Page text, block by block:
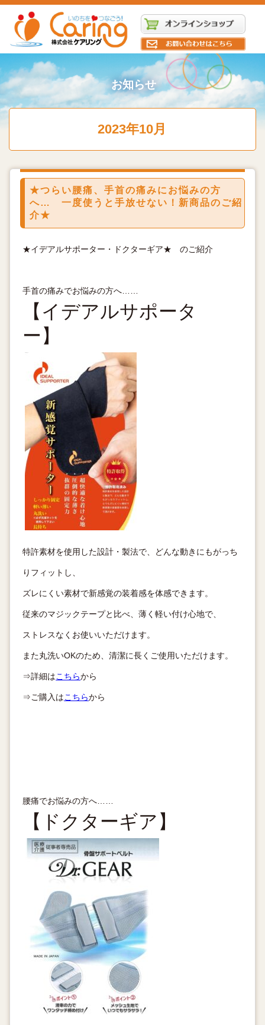
お知らせ
2023年10月
★つらい腰痛、手首の痛みにお悩みの方
へ… 一度使うと手放せない！新商品のご紹
介★
★イデアルサポーター・ドクターギア★ のご紹介
手首の痛みでお悩みの方へ……
【イデアルサポータ
ー】
特許素材を使用した設計・製法で、どんな動きにもがっち
りフィットし、
ズレにくい素材で新感覚の装着感を体感できます。
従来のマジックテープと比べ、薄く軽い付け心地で、
ストレスなくお使いいただけます。
また丸洗いOKのため、清潔に長くご使用いただけます。
⇒詳細はこちらから
⇒ご購入はこちらから
腰痛でお悩みの方へ……
【ドクターギア】